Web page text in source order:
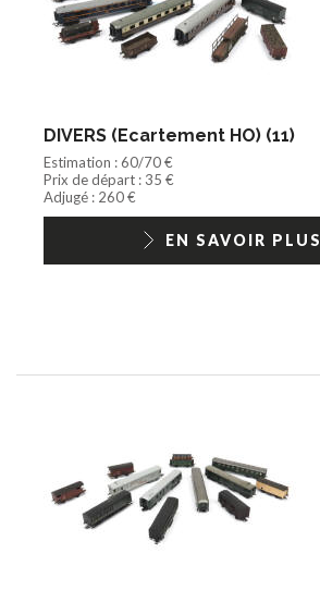
DIVERS (Ecartement HO) (11)
Estimation : 60/70 €
Prix de départ : 35 €
Adjugé : 260 €
EN SAVOIR PLUS